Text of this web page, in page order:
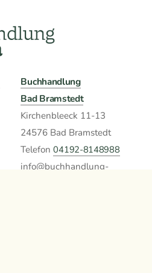
Buchhandlung
Bad Bramstedt
Kirchenbleeck 11-13
24576 Bad Bramstedt
Telefon04192-8148988
info@buchhandlung-